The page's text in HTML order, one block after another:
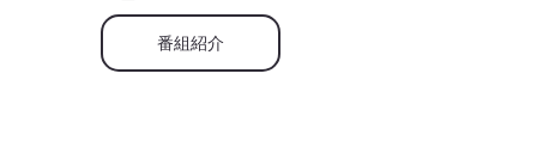
番組紹介